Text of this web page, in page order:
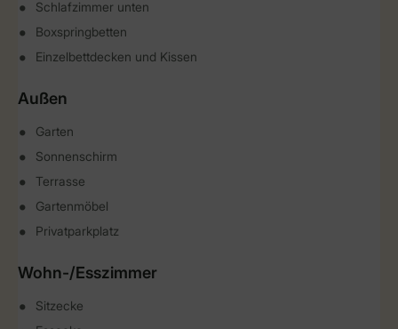
Schlafzimmer unten
Boxspringbetten
Einzelbettdecken und Kissen
Außen
Garten
Sonnenschirm
Terrasse
Gartenmöbel
Privatparkplatz
Wohn-/Esszimmer
Sitzecke